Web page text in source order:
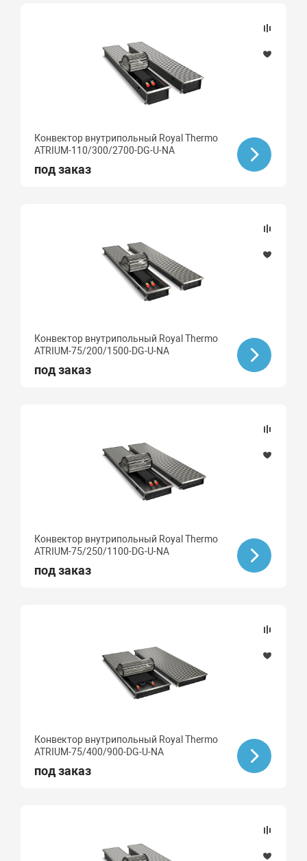
Конвектор внутрипольный Royal Thermo
ATRIUM-110/300/2700-DG-U-NA
под заказ
Конвектор внутрипольный Royal Thermo
ATRIUM-75/200/1500-DG-U-NA
под заказ
Конвектор внутрипольный Royal Thermo
ATRIUM-75/250/1100-DG-U-NA
под заказ
Конвектор внутрипольный Royal Thermo
ATRIUM-75/400/900-DG-U-NA
под заказ